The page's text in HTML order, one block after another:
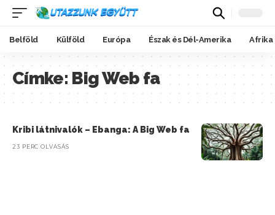
Belföld Külföld Európa Észak és Dél-Amerika Afrika
Címke:Big Web fa
Kribi látnivalók – Ebanga: A Big Web fa
23 PERC OLVASÁS